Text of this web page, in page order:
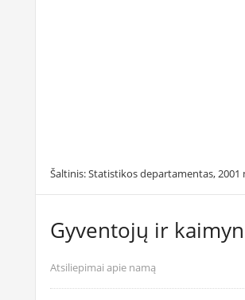
Šaltinis: Statistikos departamentas, 2001
Gyventojų ir
Atsiliepimai apie namą